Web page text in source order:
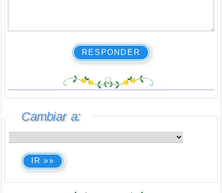
RESPONDER
Cambiar a:
IR »»